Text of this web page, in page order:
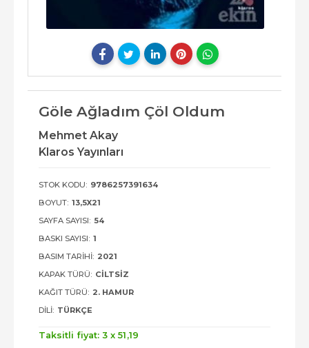
Göle Ağladım Çöl Oldum
Mehmet Akay
Klaros Yayınları
STOK KODU: 9786257391634
BOYUT: 13,5X21
SAYFA SAYISI: 54
BASKI SAYISI: 1
BASIM TARIHI: 2021
KAPAK TÜRÜ: CILTSIZ
KAĞIT TÜRÜ: 2. HAMUR
DILI: TÜRKÇE
Taksitli fiyat: 3 x 51 ,19